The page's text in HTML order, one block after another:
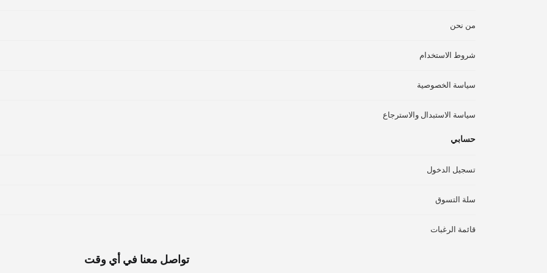
من نحن
شروط الاستخدام
سياسة الخصوصية
سياسة الاستبدال والاسترجاع
حسابي
تسجيل الدخول
سلة التسوق
قائمة الرغبات
تواصل معنا في أي وقت